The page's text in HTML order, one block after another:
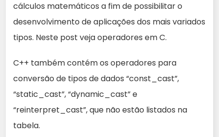
cálculos matemáticos a fim de possibilitar o
desenvolvimento de aplicações dos mais variados
tipos. Neste post veja operadores em C.
C++ também contém os operadores para
conversão de tipos de dados “const_cast”,
“static_cast”, “dynamic_cast” e
“reinterpret_cast”, que não estão listados na
tabela.